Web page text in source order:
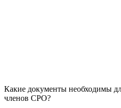
Какие документы необходимы
членов СРО?